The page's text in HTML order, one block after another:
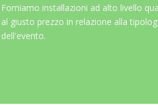
Forniamo installazioni ad alto livello
al giusto prezzo in relazione alla
dell'evento.